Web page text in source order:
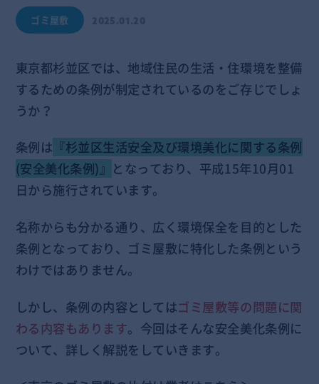
ゴミ屋敷
東京都杉並区では、地域住民の生活・住環境を整備
するための条例が制定されているのをご存じでしょ
うか？
条例は 『杉並区生活安全及び環境美化に関する条例
(安全美化条例)』 となっており、平成15年10月01
日から施行されています。
名称からも分かる通り、広く環境保全を目的とした
条例となっており、ゴミ屋敷に特化した条例という
わけではありません。
しかし、条例の内容としてはゴミ屋敷等の問題に関
わる内容もあります。今回はそんな安全美化条例に
ついて、詳しく解説をしていきます。